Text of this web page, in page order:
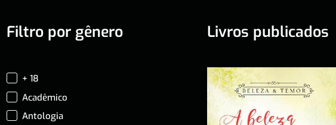
Filtro por gênero
+ 18
Acadêmico
Antologia
Livros publicados